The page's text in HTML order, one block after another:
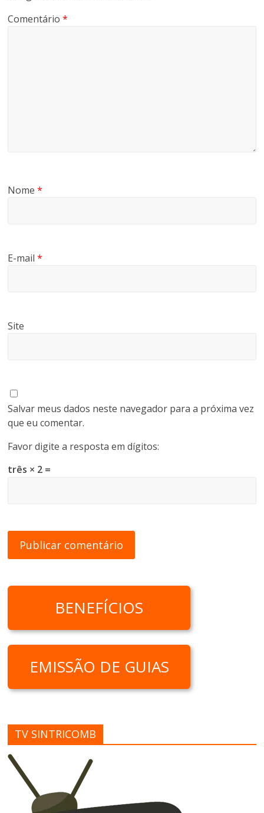
Comentário*
Nome*
E-mail*
Site
Salvar meus dados neste navegador para a próxima vez
que eu comentar.
Favor digite a resposta em dígitos:
três × 2 =
BENEFÍCIOS
EMISSÃO DE GUIAS
TV SINTRICOMB